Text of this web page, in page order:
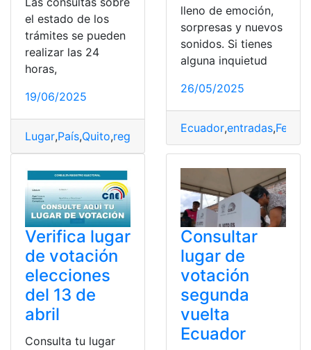
el estado de los
trámites se pueden
realizar las 24
horas,
19/06/2025
Lugar,País,Quito,registral Registro de la propiedad
lleno de emoción,
sorpresas y nuevos
sonidos. Si tienes
alguna inquietud
26/05/2025
Ecuador,entradas,Fecha
Verifica lugar
de votación
elecciones
del 13 de
abril
Consulta tu lugar
Consultar
lugar de
votación
segunda
vuelta
Ecuador